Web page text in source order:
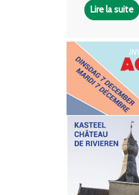
Lire la suite